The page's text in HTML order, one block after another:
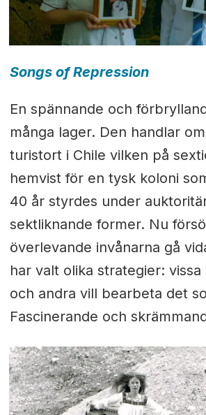
Songs of Repression
En spännande och
många lager. Den handlar
turistort i Chile vilken på
hemvist för en tysk koloni
40 år styrdes under
sektliknande former. Nu
överlevande invånarna gå
har valt olika strategier: vissa
och andra vill bearbeta det
Fascinerande och